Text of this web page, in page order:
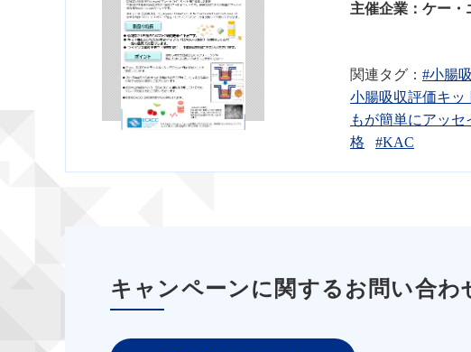
主催企業： ケー・
関連タグ： #小腸
小腸吸収評価キッ
もが簡単にアッセ
格
#KAC
キャンペーンに関するお問い合わ